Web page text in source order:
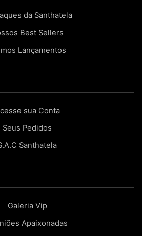
da Santhatela
Best Sellers
Lançamentos
sua Conta
Seus Pedidos
Santhatela
Galeria Vip
Apaixonadas